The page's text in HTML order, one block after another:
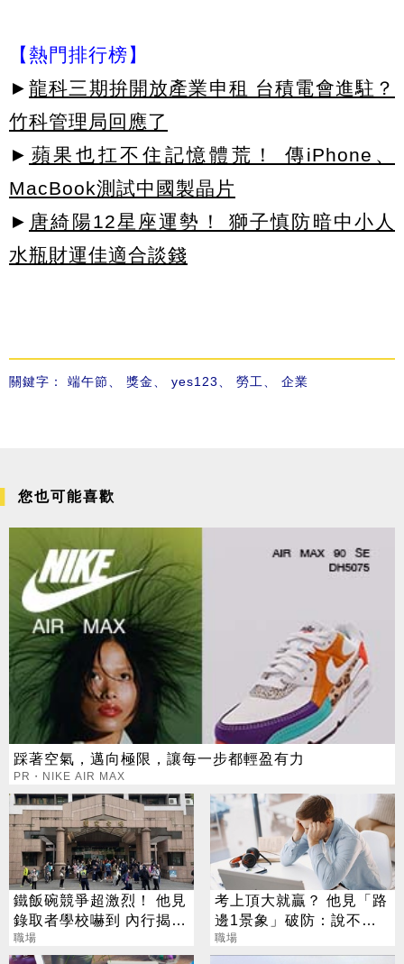
【熱門排行榜】
► 龍科三期拚開放產業申租 台積電會進駐？
竹科管理局回應了
► 蘋果也扛不住記憶體荒！ 傳iPhone、
MacBook測試中國製晶片
► 唐綺陽12星座運勢！ 獅子慎防暗中小人
水瓶財運佳適合談錢
關鍵字： 端午節、 獎金、 yes123、 勞工、 企業
您也可能喜歡
踩著空氣，邁向極限，讓每一步都輕盈有力
PR・NIKE AIR MAX
鐵飯碗競爭超激烈！ 他見
錄取者學校嚇到 內行揭背
後關鍵
職場
考上頂大就贏？ 他見「路
邊1景象」破防：說不清
的挫敗感
職場